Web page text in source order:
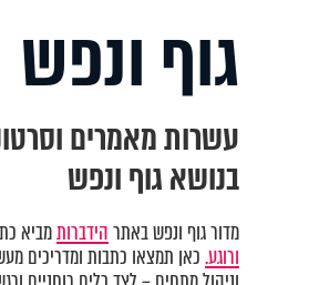
גוף ונפש
עשרות מאמרים
בנושא גוף ונפש
מדור גוף ונפש באתרהידברותמביא
ורוגע.כאן תמצאו כתבות ומדריכים